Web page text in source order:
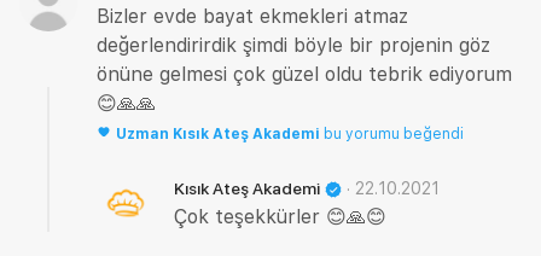
Bizler evde bayat ekmekleri atmaz
değerlendirirdik şimdi böyle bir projenin göz
önüne gelmesi çok güzel oldu tebrik ediyorum
😊🙏🙏
Uzman Kısık Ateş Akademi bu yorumu beğendi
Kısık Ateş Akademi · 22.10.2021
Çok teşekkürler 😊🙏😊